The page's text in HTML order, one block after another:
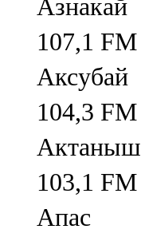
Азнакай
107,1 FM
Аксубай
104,3 FM
Актаныш
103,1 FM
Апас